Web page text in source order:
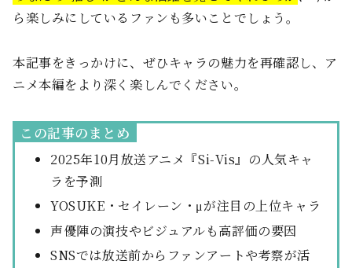
ら楽しみにしているファンも多いことでしょう。
本記事をきっかけに、ぜひキャラの魅力を再確認し、ア
ニメ本編をより深く楽しんでください。
この記事のまとめ
2025年10月放送アニメ『Si‑Vis』の人気キャ
ラを予測
YOSUKE・セイレーン・μが注目の上位キャラ
声優陣の演技やビジュアルも高評価の要因
SNSでは放送前からファンアートや考察が活